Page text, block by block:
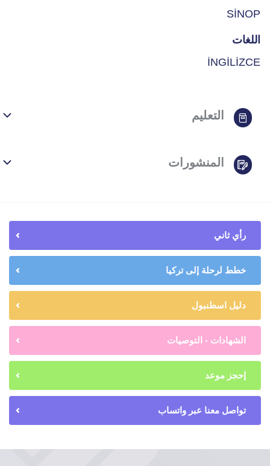
SİNOP
اللغات
İNGİLİZCE
التعليم
المنشورات
رأي ثاني
خطط لرحلة إلى تركيا
دليل اسطنبول
الشهادات - التوصيات
إحجز موعد
تواصل معنا عبر واتساب